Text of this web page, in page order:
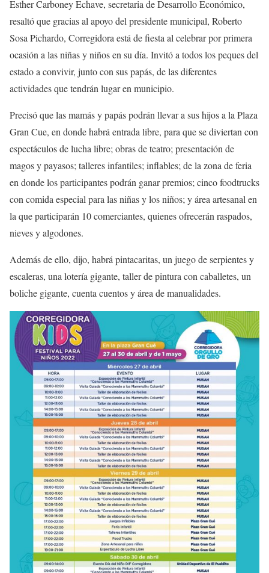
Esther Carboney Echave, secretaria de Desarrollo Económico,
resaltó que gracias al apoyo del presidente municipal, Roberto
Sosa Pichardo, Corregidora está de fiesta al celebrar por primera
ocasión a las niñas y niños en su día. Invitó a todos los peques del
estado a convivir, junto con sus papás, de las diferentes
actividades que tendrán lugar en municipio.
Precisó que las mamás y papás podrán llevar a sus hijos a la Plaza
Gran Cue, en donde habrá entrada libre, para que se diviertan con
espectáculos de lucha libre; obras de teatro; presentación de
magos y payasos; talleres infantiles; inflables; de la zona de feria
en donde los participantes podrán ganar premios; cinco foodtrucks
con comida especial para las niñas y los niños; y área artesanal en
la que participarán 10 comerciantes, quienes ofrecerán raspados,
nieves y algodones.
Además de ello, dijo, habrá pintacaritas, un juego de serpientes y
escaleras, una lotería gigante, taller de pintura con caballetes, un
boliche gigante, cuenta cuentos y área de manualidades.